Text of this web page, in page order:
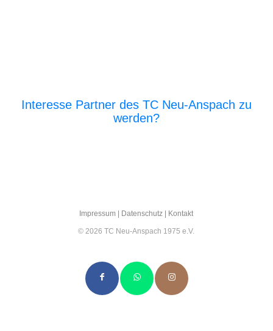
Interesse Partner des TC Neu-Anspach zu
werden?
Impres­sum Daten­schutz Kon­takt
© 2026 TC Neu-Anspach 1975 e.V.